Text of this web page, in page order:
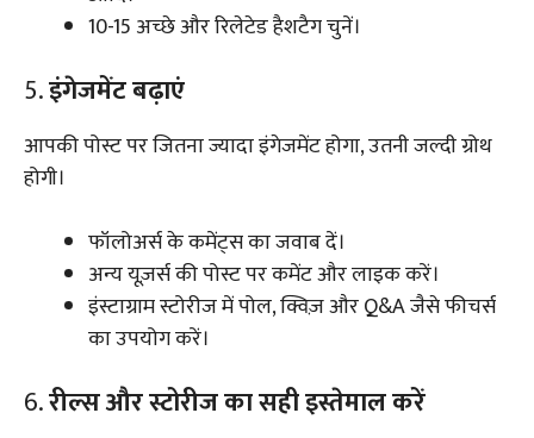
10-15 अच्छे और रिलेटेड हैशटैग चुनें।
5.इंगेजमेंट बढ़ाएं
आपकी पोस्ट पर जितना ज्यादा इंगेजमेंट होगा, उतनी जल्दी ग्रोथ
होगी।
फॉलोअर्स के कमेंट्स का जवाब दें।
अन्य यूज़र्स की पोस्ट पर कमेंट और लाइक करें।
इंस्टाग्राम स्टोरीज में पोल, क्विज़ और Q&A जैसे फीचर्स
का उपयोग करें।
6.रील्स और स्टोरीज का सही इस्तेमाल करें